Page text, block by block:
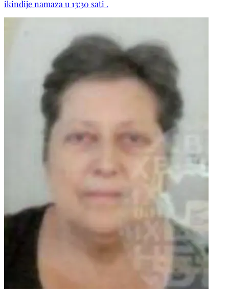
Islamović, Kečo, Hadžić, kao i ostala mnogobrojna rodbina,
komšije i prijatelji.
ikindije namaza u 13:30 sati .